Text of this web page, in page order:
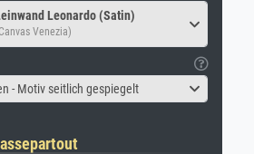
Leonardo (Satin)
Venezia)
- Motiv seitlich gespiegelt